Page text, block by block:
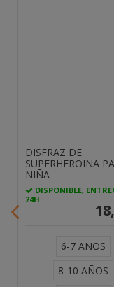
DISFRAZ DE
SUPERHEROINA
NIÑA
DISPONIBLE,
24H
6-7 AÑOS
8-10 AÑOS